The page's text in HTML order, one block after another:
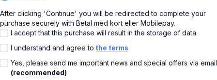
After clicking 'Continue' you will be redirected to complete your
purchase securely with Betal med kort eller Mobilepay.
I accept that this purchase will result in the storage of data
I understand and agree to the terms
Yes, please send me important news and special offers via email
(recommended)